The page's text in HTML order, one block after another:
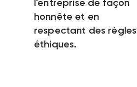
l'entreprise de façon
honnête et en
respectant des règles
éthiques.